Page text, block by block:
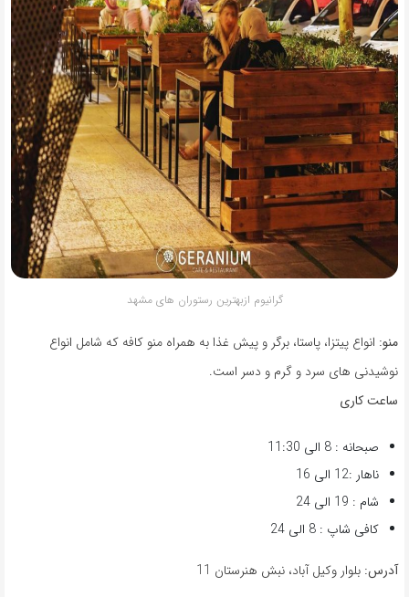
گرانیوم ازبهترین رستوران های مشهد
منو: انواع پیتزا، پاستا، برگر و پیش غذا به همراه منو کافه که شامل انواع
نوشیدنی های سرد و گرم و دسر است.
ساعت کاری
صبحانه : 8 الی 11:30
ناهار :12 الی 16
شام : 19 الی 24
کافی شاپ : 8 الی 24
آدرس: بلوار وکیل آباد، نبش هنرستان 11